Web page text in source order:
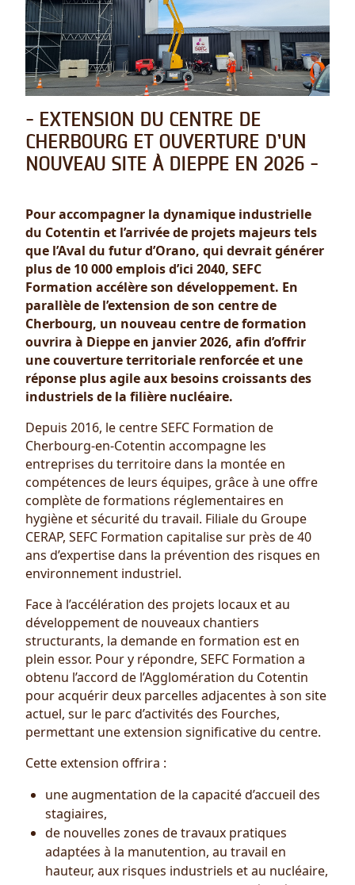
- EXTENSION DU CENTRE DE
CHERBOURG ET OUVERTURE D’UN
NOUVEAU SITE À DIEPPE EN 2026 -
Pour accompagner la dynamique industrielle
du Cotentin et l’arrivée de projets majeurs tels
que l’Aval du futur d’Orano, qui devrait générer
plus de 10 000 emplois d’ici 2040, SEFC
Formation accélère son développement. En
parallèle de l’extension de son centre de
Cherbourg, un nouveau centre de formation
ouvrira à Dieppe en janvier 2026, afin d’offrir
une couverture territoriale renforcée et une
réponse plus agile aux besoins croissants des
industriels de la filière nucléaire.
Depuis 2016, le centre SEFC Formation de
Cherbourg-en-Cotentin accompagne les
entreprises du territoire dans la montée en
compétences de leurs équipes, grâce à une offre
complète de formations réglementaires en
hygiène et sécurité du travail. Filiale du Groupe
CERAP, SEFC Formation capitalise sur près de 40
ans d’expertise dans la prévention des risques en
environnement industriel.
Face à l’accélération des projets locaux et au
développement de nouveaux chantiers
structurants, la demande en formation est en
plein essor. Pour y répondre, SEFC Formation a
obtenu l’accord de l’Agglomération du Cotentin
pour acquérir deux parcelles adjacentes à son site
actuel, sur le parc d’activités des Fourches,
permettant une extension significative du centre.
Cette extension offrira :
une augmentation de la capacité d’accueil des
stagiaires,
de nouvelles zones de travaux pratiques
adaptées à la manutention, au travail en
hauteur, aux risques industriels et au nucléaire,